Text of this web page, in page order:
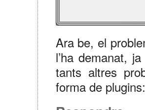
Ara be, el
l’ha demanat,
tants altres
forma de